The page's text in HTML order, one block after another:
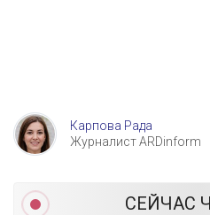
Карпова Рада
Журналист ARDinform
СЕЙЧАС